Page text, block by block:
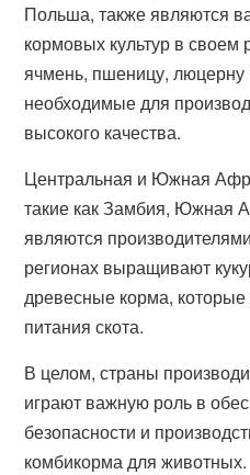
Польша, также являются
кормовых культур в
ячмень, пшеницу, люцерну
необходимые для
высокого качества.
Центральная и Южная
такие как Замбия, Южная
являются
регионах выращивают
древесные корма, которые
питания скота.
В целом, страны
играют важную роль в
безопасности и
комбикорма для животных.